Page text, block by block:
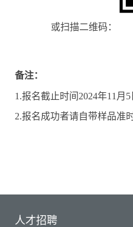
或扫描二维码：
备注：
1.报名截止时间2024年11月5
2.报名成功者请自带样品准
人才招聘